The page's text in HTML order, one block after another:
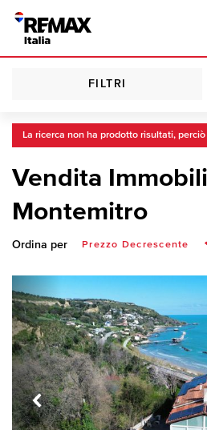
FILTRI
La ricerca non ha prodotto risultati,
Vendita
Montemitro
Ordina per